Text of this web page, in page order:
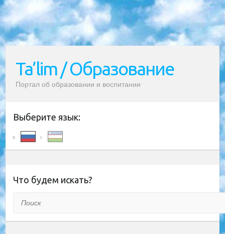
Ta’lim / Образование
Портал об образовании и воспитании
Выберите язык:
Что будем искать?